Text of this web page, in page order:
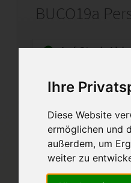
Ihre
Diese Website
ermöglichen und
außerdem, um
weiter zu
Auf
Startseite